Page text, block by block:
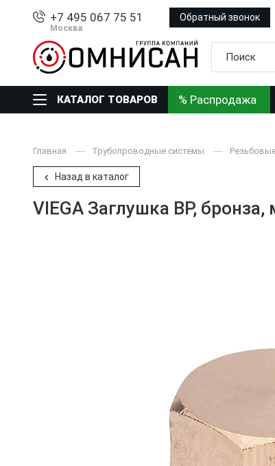
+7 495 067 75 51
Москва
Обратный звонок
КАТАЛОГ ТОВАРОВ % Распродажа
Главная Трубопроводные системы
Назад в каталог
VIEGA Заглушка ВР,